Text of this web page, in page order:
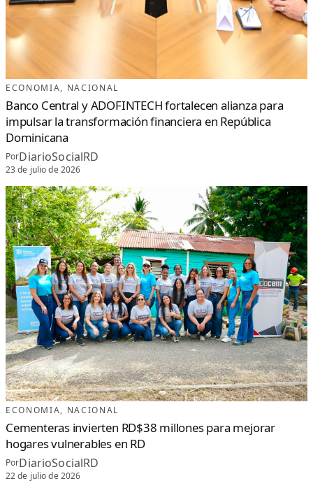
ECONOMIA, NACIONAL
Banco Central y ADOFINTECH fortalecen alianza para
impulsar la transformación financiera en República
Dominicana
PorDiarioSocialRD
23 de julio de 2026
ECONOMIA, NACIONAL
Cementeras invierten RD$38 millones para mejorar
hogares vulnerables en RD
PorDiarioSocialRD
22 de julio de 2026